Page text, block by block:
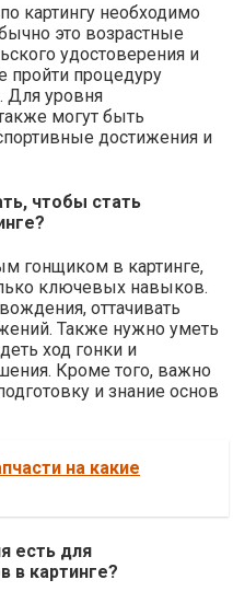
картингу необходимо
это возрастные
удостоверения и
пройти процедуру
Для уровня
могут быть
достижения и
чтобы стать
гонщиком в картинге,
ключевых навыков.
оттачивать
Также нужно уметь
ход гонки и
Кроме того, важно
и знание основ
на какие
есть для
в картинге?